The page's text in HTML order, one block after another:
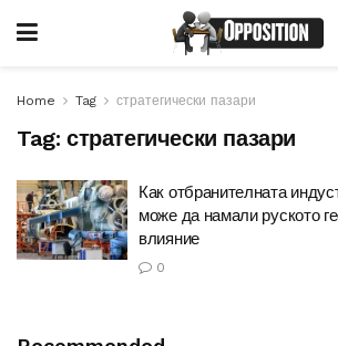
Home Tag стратегически пазари
Tag: стратегически пазари
Как отбранителната
може да намали руското
влияние
0